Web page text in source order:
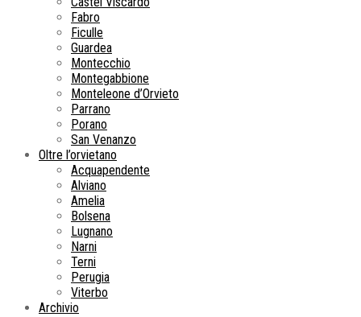
Fabro
Ficulle
Guardea
Montecchio
Montegabbione
Monteleone d’Orvieto
Parrano
Porano
San Venanzo
Oltre l’orvietano
Acquapendente
Alviano
Amelia
Bolsena
Lugnano
Narni
Terni
Perugia
Viterbo
Archivio